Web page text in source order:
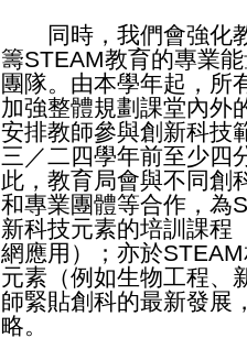
同時，我們會強化教
籌STEAM教育的專業
團隊。由本學年起，所
加強整體規劃課堂內外
安排教師參與創新科技
三／二四學年前至少四
此，教育局會與不同創
和專業團體等合作，為
新科技元素的培訓課程
網應用）；亦於
元素（例如生物工程、
師緊貼創科的最新發展
略。